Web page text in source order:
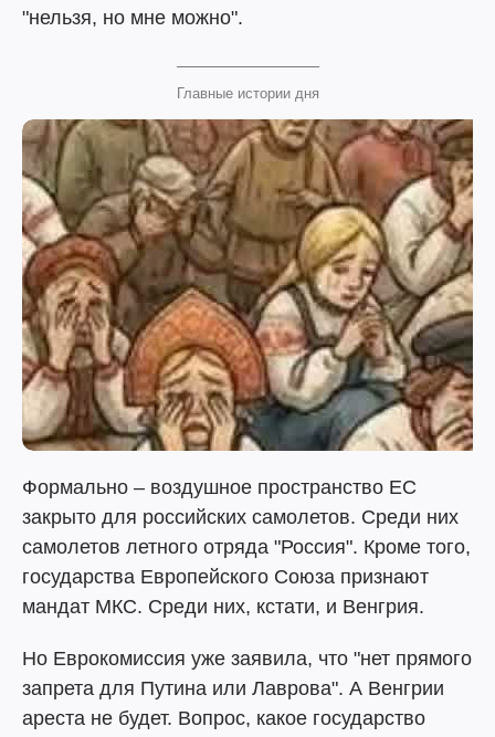
"нельзя, но мне можно".
Главные истории дня
Формально – воздушное пространство ЕС
закрыто для российских самолетов. Среди них
самолетов летного отряда "Россия". Кроме того,
государства Европейского Союза признают
мандат МКС. Среди них, кстати, и Венгрия.
Но Еврокомиссия уже заявила, что "нет прямого
запрета для Путина или Лаврова". А Венгрии
ареста не будет. Вопрос, какое государство